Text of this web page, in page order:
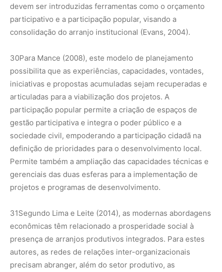
devem ser introduzidas ferramentas como o orçamento
participativo e a participação popular, visando a
consolidação do arranjo institucional (Evans, 2004).
30Para Mance (2008), este modelo de planejamento
possibilita que as experiências, capacidades, vontades,
iniciativas e propostas acumuladas sejam recuperadas e
articuladas para a viabilização dos projetos. A
participação popular permite a criação de espaços de
gestão participativa e integra o poder público e a
sociedade civil, empoderando a participação cidadã na
definição de prioridades para o desenvolvimento local.
Permite também a ampliação das capacidades técnicas e
gerenciais das duas esferas para a implementação de
projetos e programas de desenvolvimento.
31Segundo Lima e Leite (2014), as modernas abordagens
econômicas têm relacionado a prosperidade social à
presença de arranjos produtivos integrados. Para estes
autores, as redes de relações inter-organizacionais
precisam abranger, além do setor produtivo, as